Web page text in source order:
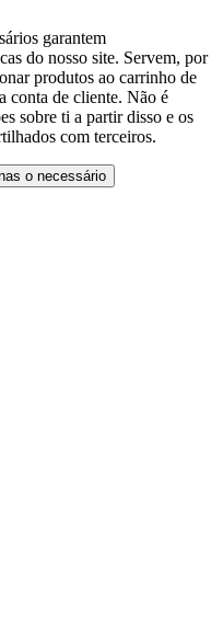
garantem
do nosso site. Servem, por
produtos ao carrinho de
conta de cliente. Não é
sobre ti a partir disso e os
com terceiros.
o necessário